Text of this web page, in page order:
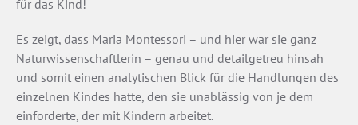
für das Kind!
Es zeigt, dass Maria Montessori – und hier war sie ganz
Naturwissenschaftlerin – genau und detailgetreu hinsah
und somit einen analytischen Blick für die Handlungen des
einzelnen Kindes hatte, den sie unablässig von je­ dem
einforderte, der mit Kindern arbeitet.